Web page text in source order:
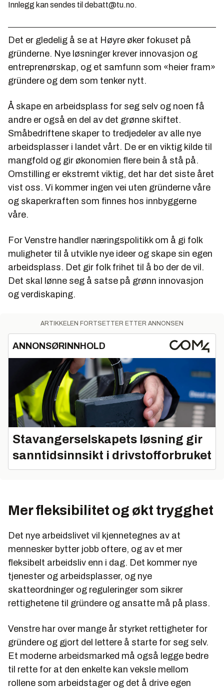
Innlegg kan sendes til debatt@tu.no.
Det er gledelig å se at Høyre øker fokuset på
gründerne. Nye løsninger krever innovasjon og
entreprenørskap, og et samfunn som «heier fram»
gründere og dem som tenker nytt.
Å skape en arbeidsplass for seg selv og noen få
andre er også en del av det grønne skiftet.
Småbedriftene skaper to tredjedeler av alle nye
arbeidsplasser i landet vårt. De er en viktig kilde til
mangfold og gir økonomien flere bein å stå på.
Omstilling er ekstremt viktig, det har det siste året
vist oss. Vi kommer ingen vei uten gründerne våre
og skaperkraften som finnes hos innbyggerne
våre.
For Venstre handler næringspolitikk om å gi folk
muligheter til å utvikle nye ideer og skape sin egen
arbeidsplass. Det gir folk frihet til å bo der de vil.
Det skal lønne seg å satse på grønn innovasjon
og verdiskaping.
ARTIKKELEN FORTSETTER ETTER ANNONSEN
ANNONSØRINNHOLD
Stavangerselskapets løsning gir
sanntidsinnsikt i drivstofforbruket
Mer fleksibilitet og økt trygghet
Det nye arbeidslivet vil kjennetegnes av at
mennesker bytter jobb oftere, og av et mer
fleksibelt arbeidsliv enn i dag. Det kommer nye
tjenester og arbeidsplasser, og nye
skatteordninger og reguleringer som sikrer
rettighetene til gründere og ansatte må på plass.
Venstre har over mange år styrket rettigheter for
gründere og gjort del lettere å starte for seg selv.
Et moderne arbeidsmarked må også legge bedre
til rette for at den enkelte kan veksle mellom
rollene som arbeidstager og det å drive egen